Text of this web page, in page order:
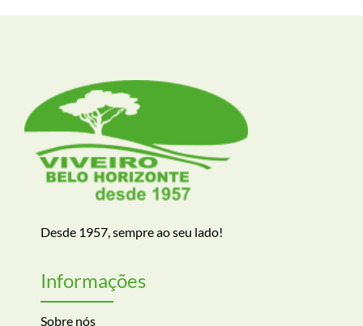
Desde 1957, sempre ao seu lado!
Informações
Sobre nós